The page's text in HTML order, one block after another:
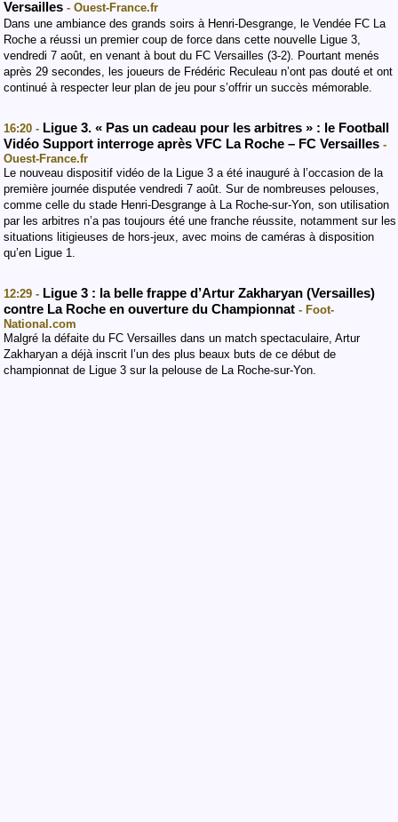
Versailles - Ouest-France.fr
Dans une ambiance des grands soirs à Henri-Desgrange, le Vendée FC La
Roche a réussi un premier coup de force dans cette nouvelle Ligue 3,
vendredi 7 août, en venant à bout du FC Versailles (3-2). Pourtant menés
après 29 secondes, les joueurs de Frédéric Reculeau n’ont pas douté et ont
continué à respecter leur plan de jeu pour s’offrir un succès mémorable.
16:20 - Ligue 3. « Pas un cadeau pour les arbitres » : le Football
Vidéo Support interroge après VFC La Roche – FC Versailles -
Ouest-France.fr
Le nouveau dispositif vidéo de la Ligue 3 a été inauguré à l’occasion de la
première journée disputée vendredi 7 août. Sur de nombreuses pelouses,
comme celle du stade Henri-Desgrange à La Roche-sur-Yon, son utilisation
par les arbitres n’a pas toujours été une franche réussite, notamment sur les
situations litigieuses de hors-jeux, avec moins de caméras à disposition
qu’en Ligue 1.
12:29 - Ligue 3 : la belle frappe d’Artur Zakharyan (Versailles)
contre La Roche en ouverture du Championnat - Foot-
National.com
Malgré la défaite du FC Versailles dans un match spectaculaire, Artur
Zakharyan a déjà inscrit l’un des plus beaux buts de ce début de
championnat de Ligue 3 sur la pelouse de La Roche-sur-Yon.